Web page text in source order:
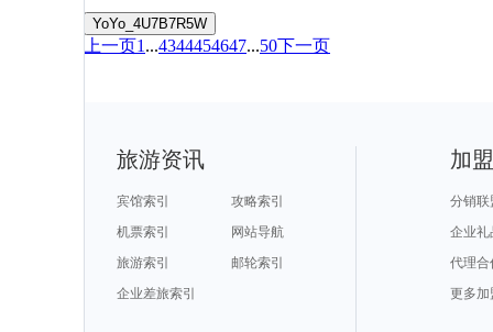
YoYo_4U7B7R5W
上一页1 ...4344454647...50下一页
旅游资讯
宾馆索引
攻略索引
机票索引
网站导航
旅游索引
邮轮索引
企业差旅索引
加
分销联
企业礼
代理合
更多加